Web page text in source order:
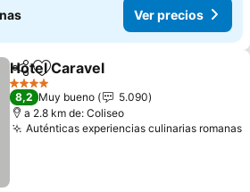
Ver precios
CompartirAgregar a favoritos
Hotel Caravel
4 Estrellas
8,2 Muy bueno
5.090
a 2.8 km de: Coliseo
Auténticas experiencias culinarias romanas